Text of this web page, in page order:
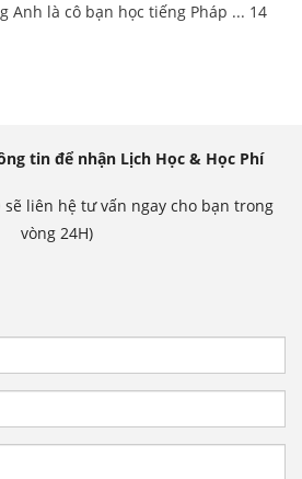
Anh là cô bạn học tiếng Pháp ... 14
tin để nhận Lịch Học & Học Phí
sẽ liên hệ tư vấn ngay cho bạn trong
vòng 24H)